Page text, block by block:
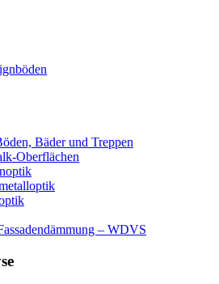
Bäder und Treppen
Oberflächen
– WDVS